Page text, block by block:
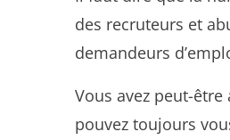
des recruteurs et
demandeurs
Vous avez peut-
pouvez toujours